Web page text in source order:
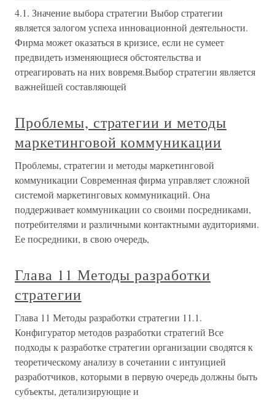
4.1. Значение выбора стратегии Выбор стратегии
является залогом успеха инновационной деятельности.
Фирма может оказаться в кризисе, если не сумеет
предвидеть изменяющиеся обстоятельства и
отреагировать на них вовремя.Выбор стратегии является
важнейшей составляющей
Проблемы, стратегии и методы
маркетинговой коммуникации
Проблемы, стратегии и методы маркетинговой
коммуникации Современная фирма управляет сложной
системой маркетинговых коммуникаций. Она
поддерживает коммуникации со своими посредниками,
потребителями и различными контактными аудиториями.
Ее посредники, в свою очередь,
Глава 11 Методы разработки
стратегии
Глава 11 Методы разработки стратегии 11.1.
Конфигуратор методов разработки стратегий Все
подходы к разработке стратегии организации сводятся к
теоретическому анализу в сочетании с интуицией
разработчиков, которыми в первую очередь должны быть
субъекты, детализирующие и